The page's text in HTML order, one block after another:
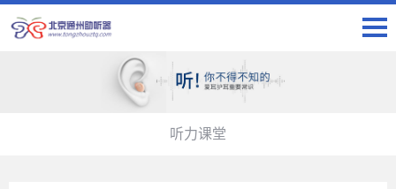
听力课堂